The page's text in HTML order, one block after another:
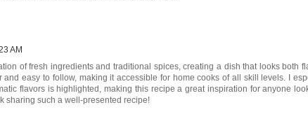
AM
of fresh ingredients and traditional spices, creating a dish that looks both
easy to follow, making it accessible for home cooks of all skill levels. I
flavors is highlighted, making this recipe a great inspiration for anyone
sharing such a well-presented recipe!